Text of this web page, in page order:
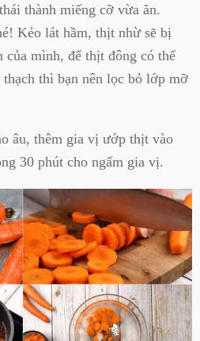
thành miếng cỡ vừa ăn.
Kẻo lát hầm, thịt nhừ sẽ bị
của mình, để thịt đông có thể
thì bạn nên lọc bỏ lớp mỡ
âu, thêm gia vị ướp thịt vào
30 phút cho ngấm gia vị.